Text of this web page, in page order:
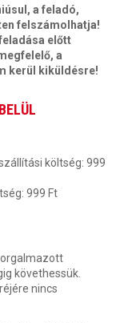
a feladó,
felszámolhatja!
előtt
a
kerül kiküldésre!
költség: 999
999 Ft
követhessük.
nincs